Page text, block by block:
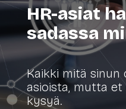
HR-asiat
sadassa
Kaikki mitä sinun
asioista, mutta
kysyä.